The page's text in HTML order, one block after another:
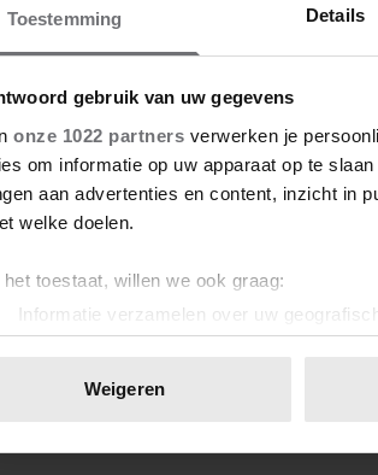
Toestemming Details
gebruik van uw gegevens
onze 1022 partners verwerken je
om informatie op uw apparaat op te
aan advertenties en content, inzicht in
welke doelen.
toestaat, willen we ook graag:
Informatie verzamelen over uw
Uw apparaat identificeren door het actief
op elk moment wijzigen of intrekken
cookies om content en
Weigeren